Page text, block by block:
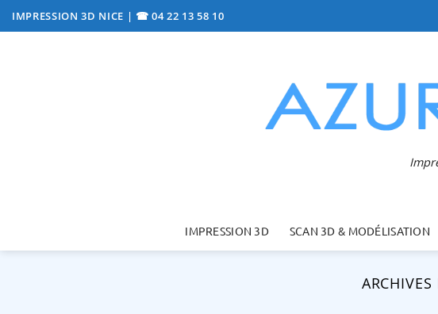
Passer
au
IMPRESSION 3D NICE | ☎ 04 22 13 58 10
IMPRESSION 3D SCAN 3D & MODÉLISATION
ARCHIVES